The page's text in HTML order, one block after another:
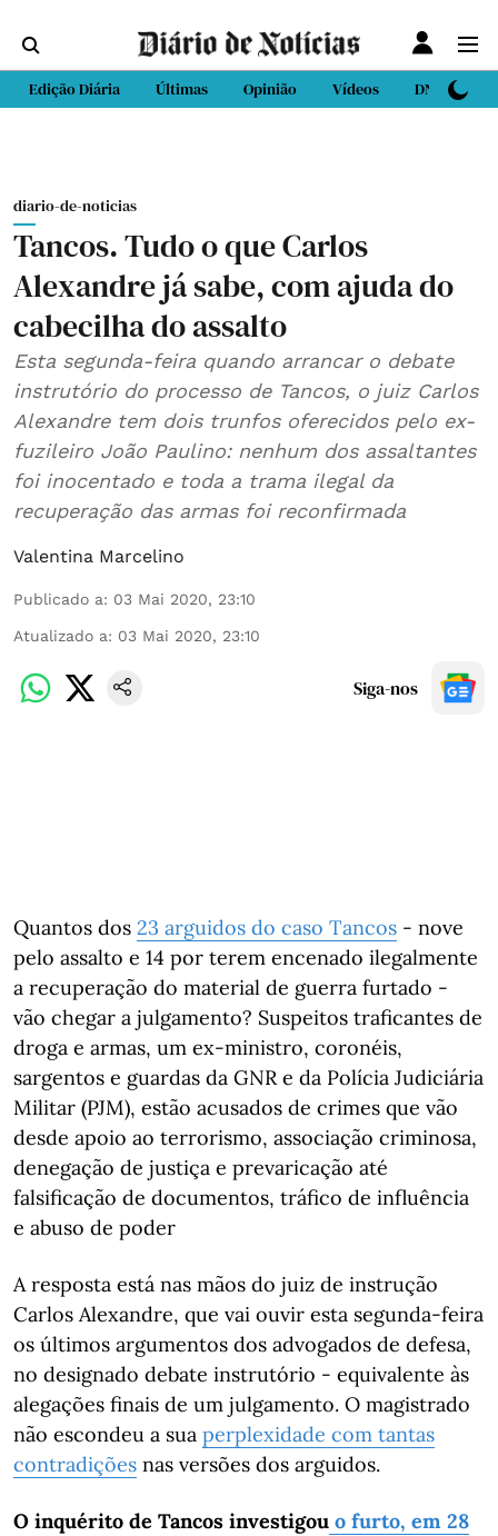
Edição Diária Últimas Opinião Vídeos DN Sport
diario-de-noticias
Tancos. Tudo o que Carlos
Alexandre já sabe, com ajuda do
cabecilha do assalto
Esta segunda-feira quando arrancar o debate
instrutório do processo de Tancos, o juiz Carlos
Alexandre tem dois trunfos oferecidos pelo ex-
fuzileiro João Paulino: nenhum dos assaltantes
foi inocentado e toda a trama ilegal da
recuperação das armas foi reconfirmada
Valentina Marcelino
Publicado a: 03 Mai 2020, 23:10
Atualizado a: 03 Mai 2020, 23:10
Siga-nos
Quantos dos 23 arguidos do caso Tancos - nove
pelo assalto e 14 por terem encenado ilegalmente
a recuperação do material de guerra furtado -
vão chegar a julgamento? Suspeitos traficantes de
droga e armas, um ex-ministro, coronéis,
sargentos e guardas da GNR e da Polícia Judiciária
Militar (PJM), estão acusados de crimes que vão
desde apoio ao terrorismo, associação criminosa,
denegação de justiça e prevaricação até
falsificação de documentos, tráfico de influência
e abuso de poder
A resposta está nas mãos do juiz de instrução
Carlos Alexandre, que vai ouvir esta segunda-feira
os últimos argumentos dos advogados de defesa,
no designado debate instrutório - equivalente às
alegações finais de um julgamento. O magistrado
não escondeu a sua perplexidade com tantas
contradições nas versões dos arguidos.
O inquérito de Tancos investigou o furto, em 28